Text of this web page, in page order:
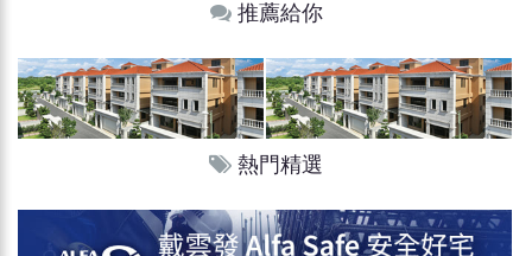
推薦給你
熱門精選